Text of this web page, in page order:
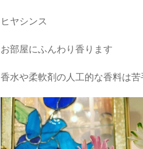
ヒヤシンス
お部屋にふんわり香ります
香水や柔軟剤の人工的な香料は